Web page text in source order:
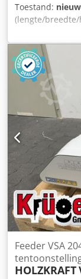
Toestand: nieuw
(lengte/breedte/
kg Totaal
Verticale
horizontaal
Snijdiepte 60
zaagblad 7800
machineframe -
- Gewicht 665
display voor
verticale
Transportrollen
onderdelen
Feeder VSA
HOLZKRAFT